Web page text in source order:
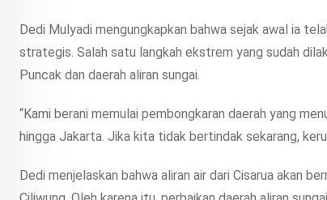
Dedi Mulyadi mengungkapkan bahwa sejak awal ia
strategis. Salah satu langkah ekstrem yang sudah
Puncak dan daerah aliran sungai.
“Kami berani memulai pembongkaran daerah yang
hingga Jakarta. Jika kita tidak bertindak sekarang,
Dedi menjelaskan bahwa aliran air dari Cisarua akan